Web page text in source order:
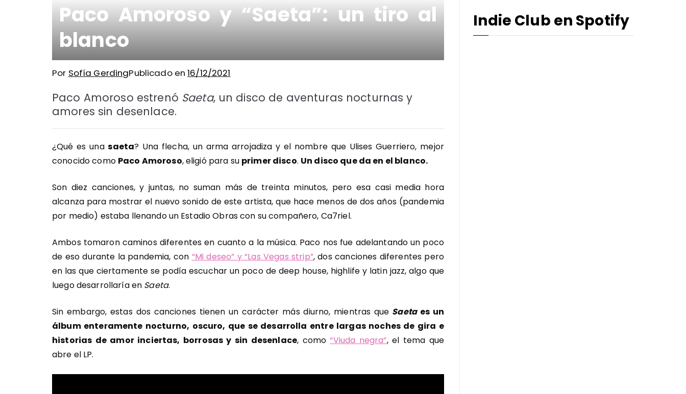
Paco Amoroso y “Saeta”: un tiro al
blanco
Por Sofía GerdingPublicado en16/12/2021
Paco Amoroso estrenó Saeta, un disco de aventuras nocturnas y
amores sin desenlace.
¿Qué es unasaeta? Una flecha, un arma arrojadiza y el nombre que Ulises Guerriero, mejor
conocido como Paco Amoroso, eligió para su primer disco. Un disco que da en el blanco.
Son diez canciones, y juntas, no suman más de treinta minutos, pero esa casi media hora
alcanza para mostrar el nuevo sonido de este artista, que hace menos de dos años (pandemia
por medio) estaba llenando un Estadio Obras con su compañero, Ca7riel.
Ambos tomaron caminos diferentes en cuanto a la música. Paco nos fue adelantando un poco
de eso durante la pandemia, con “Mi deseo” y “Las Vegas strip”, dos canciones diferentes pero
en las que ciertamente se podía escuchar un poco de deep house, highlife y latin jazz, algo que
luego desarrollaría en Saeta.
Sin embargo, estas dos canciones tienen un carácter más diurno, mientras que Saetaes un
álbum enteramente nocturno, oscuro, que se desarrolla entre largas noches de gira e
historias de amor inciertas, borrosas y sin desenlace, como“Viuda negra”, el tema que
abre el LP.
Indie Club en Spotify